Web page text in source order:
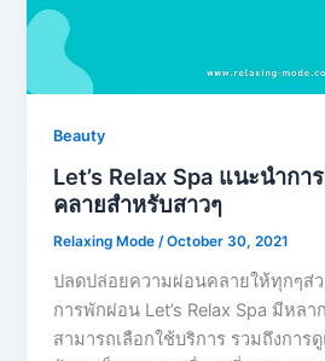
Beauty
Let’s Relax Spa แนะนำกา
คลายสำหรับสาวๆ
Relaxing Mode/October 30, 2021
ปลดปล่อยความผ่อนคลายให้ทุกๆส่
การพักผ่อน Let’s Relax Spa มีหล
สามารถเลือกใช้บริการ รวมถึงการ